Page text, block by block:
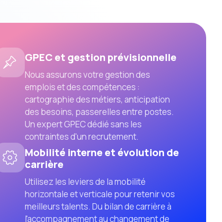
GPEC et gestion prévisionnelle
Nous assurons votre gestion des
emplois et des compétences :
cartographie des métiers, anticipation
des besoins, passerelles entre postes.
Un expert GPEC dédié sans les
contraintes d'un recrutement.
Mobilité interne et évolution de
carrière
Utilisez les leviers de la mobilité
horizontale et verticale pour retenir vos
meilleurs talents. Du bilan de carrière à
l'accompagnement au changement de